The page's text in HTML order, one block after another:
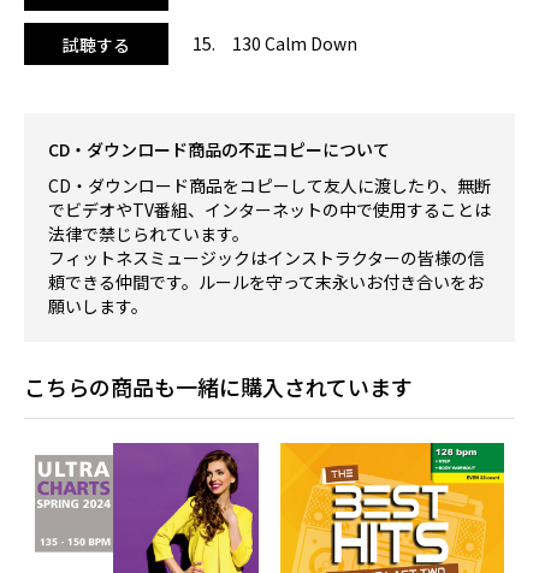
試聴する 15. 130 Calm Down
CD・ダウンロード商品の不正コピーについて
CD・ダウンロード商品をコピーして友人に渡したり、無断
でビデオやTV番組、インターネットの中で使用することは
法律で禁じられています。
フィットネスミュージックはインストラクターの皆様の信
頼できる仲間です。ルールを守って末永いお付き合いをお
願いします。
こちらの商品も一緒に購入されています